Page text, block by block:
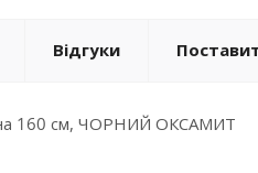
Відгуки
160 см, ЧОРНИЙ ОКСАМИТ